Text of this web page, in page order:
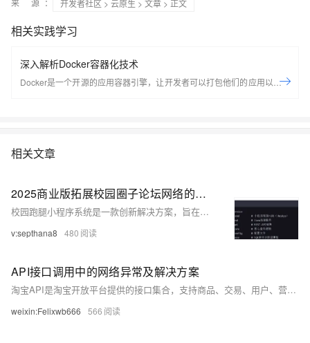
开发者社区 > 云原生 > 文章 > 正文
相关实践学习
深入解析Docker容器化技术
Docker是一个开源的应用容器引擎，让开发者可以打包他们的应用以及依
容器中并行运行和管理应用，获得更好的计算密度。企业利用Docker可以
Linux和Windows Server应用发布新功能。 在本套课程中，我们将全面的
讲解Docker技术栈，从环境安装到容器、镜像操作以及生产环境如何部署
开发的微服务应用。本课程由黑马程序员提供。 &nbsp; &nbsp; 相关的阿
里云产品：容器服务 ACK 容器服务 Kubernetes 版（简称 ACK）提供高
理。整合阿里云虚拟化、存储、网络和安全能力，打造云端最佳容器化应
用运行环境。 了解产品详情: https://www.aliyun.com/product/kubernetes
相关文章
2025商业版拓展校园圈子论坛网络的创新解决方案:校园跑腿小程序系统架构
校园跑腿小程序系统是一款创新解决方案，旨在满足校园配送需求并拓展校友网络。跑腿员可接单配送，用户能实时跟踪订单并评价服务。系统包含用户、客服、物流、跑腿员及订单模块，功能完善。此外，小程序增设信息咨询发布、校园社区建设和活动组织等功能，助力校友互动、经验分享及感情联络，构建紧密的校友网络。
v:septhana8 480
API接口调用中的网络异常及解决方案
淘宝API是淘宝开放平台提供的接口集合，支持商品、交易、用户、营销等数据交互。开发者需注册获取App Key，通过签名认证调用API，结合沙箱测试、OAuth授权与安全策略，实现订单管理、数据监控等应用，提升电商自动化与数据分析能力。
weixin:Felixwb666 566